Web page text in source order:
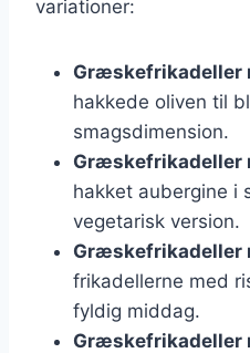
variationer:
Græskefrikadeller
hakkede oliven til
smagsdimension.
Græskefrikadeller
hakket aubergine i
vegetarisk version.
Græskefrikadeller
frikadellerne med
fyldig middag.
Græskefrikadeller